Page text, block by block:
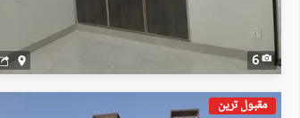
6
مقبول ترین